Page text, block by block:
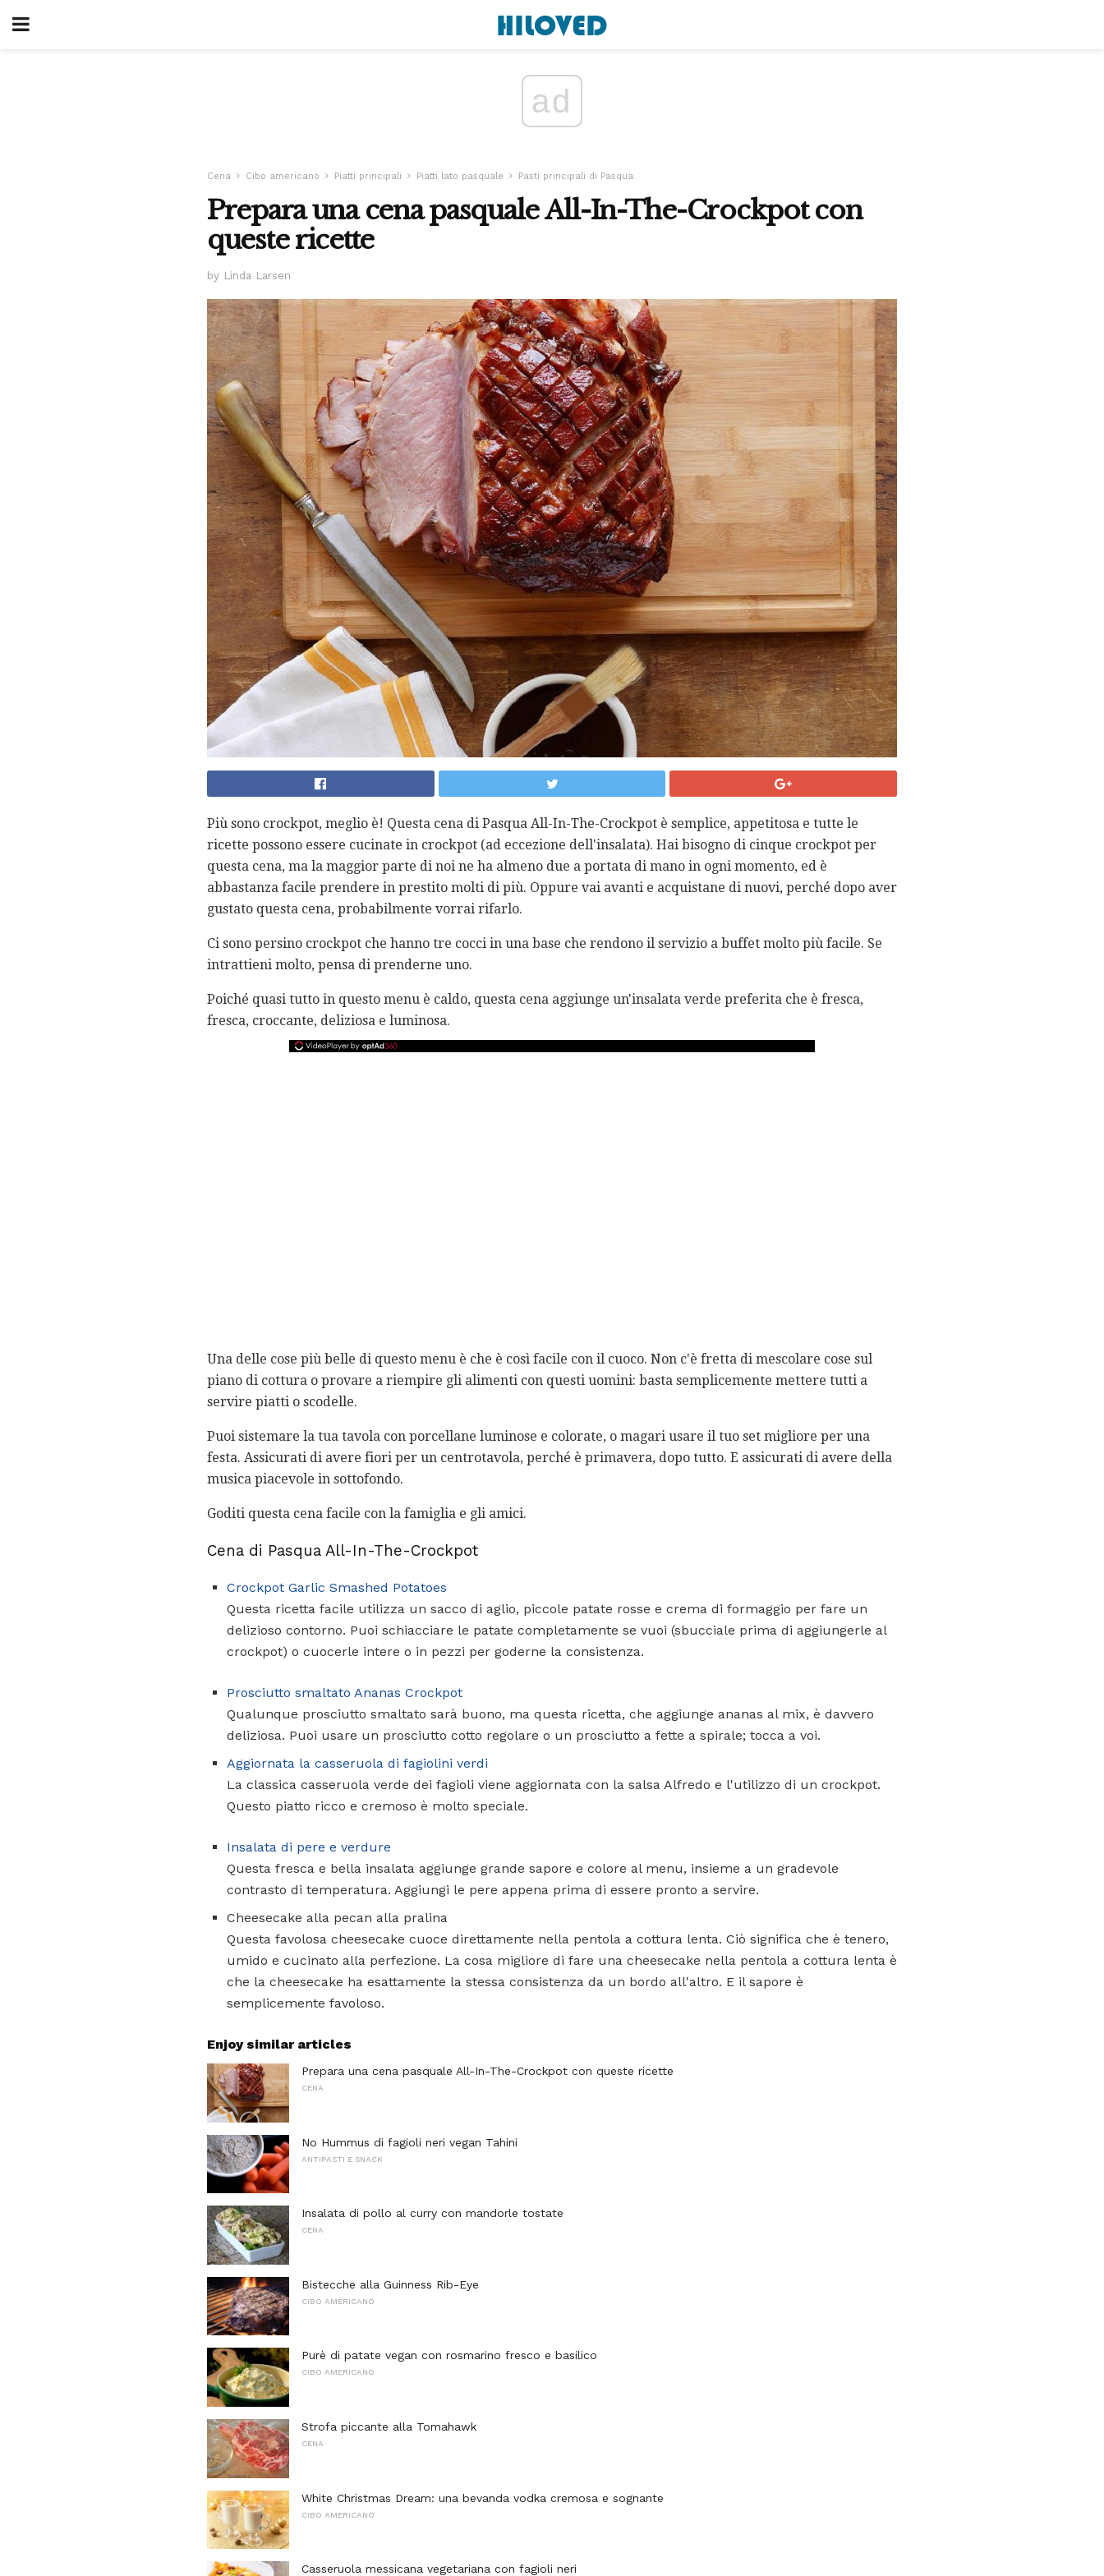
ad
Cena Cibo americano Piatti principali Piatti lato pasquale Pasti principali di Pasqua
Prepara una cena pasquale All-In-The-Crockpot con
queste ricette
by Linda Larsen
Più sono crockpot, meglio è! Questa cena di Pasqua All-In-The-Crockpot è semplice, appetitosa e tutte le
ricette possono essere cucinate in crockpot (ad eccezione dell'insalata). Hai bisogno di cinque crockpot per
questa cena, ma la maggior parte di noi ne ha almeno due a portata di mano in ogni momento, ed è
abbastanza facile prendere in prestito molti di più. Oppure vai avanti e acquistane di nuovi, perché dopo aver
gustato questa cena, probabilmente vorrai rifarlo.
Ci sono persino crockpot che hanno tre cocci in una base che rendono il servizio a buffet molto più facile. Se
intrattieni molto, pensa di prenderne uno.
Poiché quasi tutto in questo menu è caldo, questa cena aggiunge un'insalata verde preferita che è fresca,
fresca, croccante, deliziosa e luminosa.
Una delle cose più belle di questo menu è che è così facile con il cuoco. Non c'è fretta di mescolare cose sul
piano di cottura o provare a riempire gli alimenti con questi uomini: basta semplicemente mettere tutti a
servire piatti o scodelle.
Puoi sistemare la tua tavola con porcellane luminose e colorate, o magari usare il tuo set migliore per una
festa. Assicurati di avere fiori per un centrotavola, perché è primavera, dopo tutto. E assicurati di avere della
musica piacevole in sottofondo.
Goditi questa cena facile con la famiglia e gli amici.
Cena di Pasqua All-In-The-Crockpot
Crockpot Garlic Smashed Potatoes
Questa ricetta facile utilizza un sacco di aglio, piccole patate rosse e crema di formaggio per fare un
delizioso contorno. Puoi schiacciare le patate completamente se vuoi (sbucciale prima di aggiungerle al
crockpot) o cuocerle intere o in pezzi per goderne la consistenza.
Prosciutto smaltato Ananas Crockpot
Qualunque prosciutto smaltato sarà buono, ma questa ricetta, che aggiunge ananas al mix, è davvero
deliziosa. Puoi usare un prosciutto cotto regolare o un prosciutto a fette a spirale; tocca a voi.
Aggiornata la casseruola di fagiolini verdi
La classica casseruola verde dei fagioli viene aggiornata con la salsa Alfredo e l'utilizzo di un crockpot.
Questo piatto ricco e cremoso è molto speciale.
Insalata di pere e verdure
Questa fresca e bella insalata aggiunge grande sapore e colore al menu, insieme a un gradevole
contrasto di temperatura. Aggiungi le pere appena prima di essere pronto a servire.
Cheesecake alla pecan alla pralina
Questa favolosa cheesecake cuoce direttamente nella pentola a cottura lenta. Ciò significa che è tenero,
umido e cucinato alla perfezione. La cosa migliore di fare una cheesecake nella pentola a cottura lenta è
che la cheesecake ha esattamente la stessa consistenza da un bordo all'altro. E il sapore è
semplicemente favoloso.
Enjoy similar articles
Prepara una cena pasquale All-In-The-Crockpot con queste ricette
CENA
No Hummus di fagioli neri vegan Tahini
ANTIPASTI E SNACK
Insalata di pollo al curry con mandorle tostate
CENA
Bistecche alla Guinness Rib-Eye
CIBO AMERICANO
Purè di patate vegan con rosmarino fresco e basilico
CIBO AMERICANO
Strofa piccante alla Tomahawk
CENA
White Christmas Dream: una bevanda vodka cremosa e sognante
CIBO AMERICANO
Casseruola messicana vegetariana con fagioli neri